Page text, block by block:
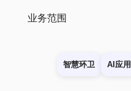
业务范围
智慧环卫 AI应用